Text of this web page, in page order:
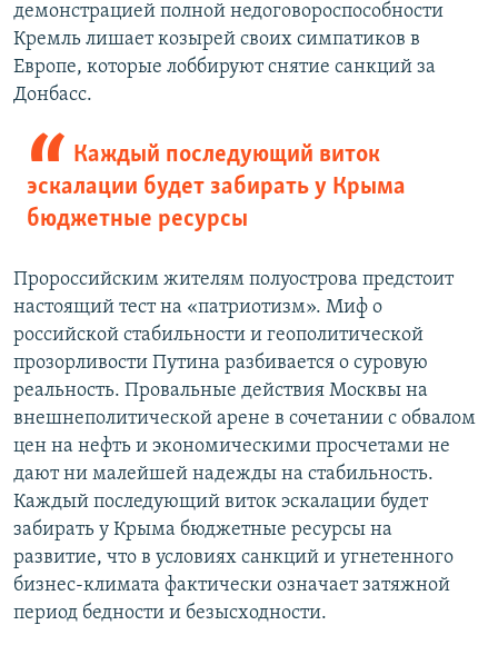
демонстрацией полной недоговороспособности
Кремль лишает козырей своих симпатиков в
Европе, которые лоббируют снятие санкций за
Донбасс.
Каждый последующий виток
эскалации будет забирать у Крыма
бюджетные ресурсы
Пророссийским жителям полуострова предстоит
настоящий тест на «патриотизм». Миф о
российской стабильности и геополитической
прозорливости Путина разбивается о суровую
реальность. Провальные действия Москвы на
внешнеполитической арене в сочетании с обвалом
цен на нефть и экономическими просчетами не
дают ни малейшей надежды на стабильность.
Каждый последующий виток эскалации будет
забирать у Крыма бюджетные ресурсы на
развитие, что в условиях санкций и угнетенного
бизнес-климата фактически означает затяжной
период бедности и безысходности.